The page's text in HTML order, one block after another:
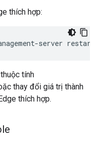
thích hợp:
server restart
tính
thay đổi giá trị thành
thích hợp.